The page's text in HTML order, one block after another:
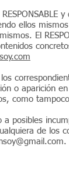
ellos
El
o aparición
como
posibles
de los